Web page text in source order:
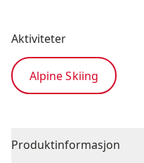
Aktiviteter
Alpine Skiing
Produktinformasjon